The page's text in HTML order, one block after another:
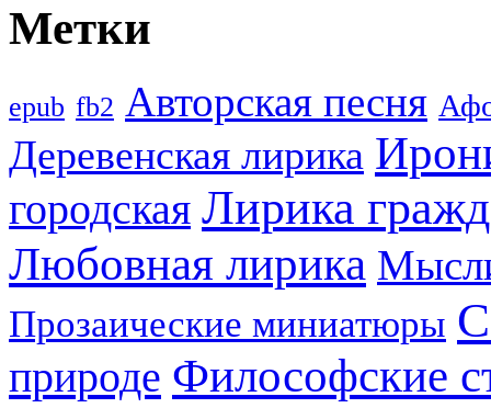
Метки
epub fb2 Авторская песня
Деревенская лирика
городская Лирика
Любовная лирика
Прозаические миниатюры
природе Философские